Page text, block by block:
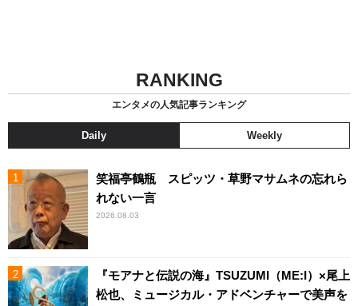
RANKING
エンタメの人気記事ランキング
Daily Weekly
笑福亭鶴瓶 スピッツ・草野マサムネの忘れら
れない一言
2026.08.03
『モアナと伝説の海』TSUZUMI（ME:I）×尾上
松也、ミュージカル・アドベンチャーで美声を